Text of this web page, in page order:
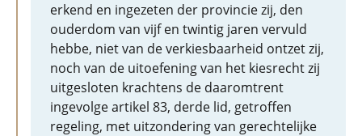
erkend en ingezeten der provincie zij, den
ouderdom van vijf en twintig jaren vervuld
hebbe, niet van de verkiesbaarheid ontzet zij,
noch van de uitoefening van het kiesrecht zij
uitgesloten krachtens de daaromtrent
ingevolge artikel 83, derde lid, getroffen
regeling, met uitzondering van gerechtelijke